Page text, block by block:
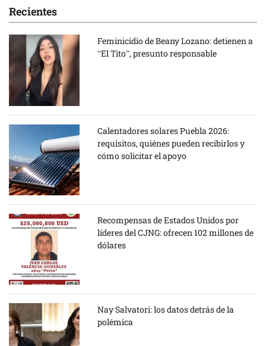
Recientes
Feminicidio de Beany Lozano: detienen a
“El Tito”, presunto responsable
Calentadores solares Puebla 2026:
requisitos, quiénes pueden recibirlos y
cómo solicitar el apoyo
Recompensas de Estados Unidos por
líderes del CJNG: ofrecen 102 millones de
dólares
Nay Salvatori: los datos detrás de la
polémica